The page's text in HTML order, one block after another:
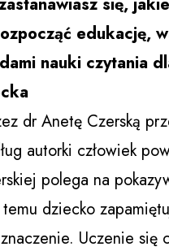
edukację,
nauki czytania
dr Anetę Czerską
autorki człowiek
polega na
dziecko
Uczenie się